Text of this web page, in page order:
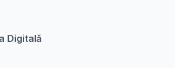
Digitalǎ